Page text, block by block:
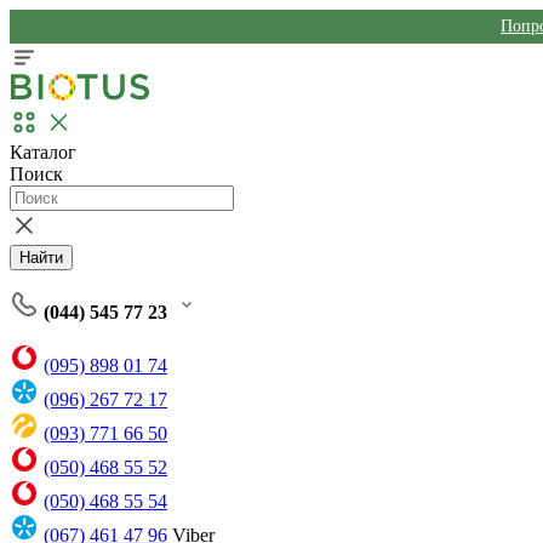
Каталог
Поиск
Найти
(044) 545 77 23
(095) 898 01 74
(096) 267 72 17
(093) 771 66 50
(050) 468 55 52
(050) 468 55 54
(067) 461 47 96 Viber